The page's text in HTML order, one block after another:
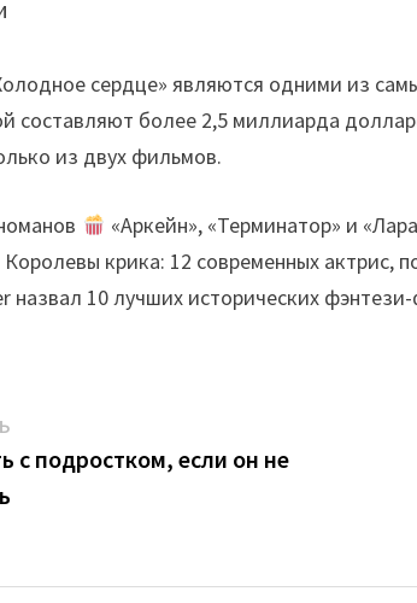
сердце» являются одними из
составляют более 2,5 миллиарда
из двух фильмов.
«Аркейн», «Терминатор» и
крика: 12 современных актрис,
назвал 10 лучших исторических
запись:
с подростком, если он не